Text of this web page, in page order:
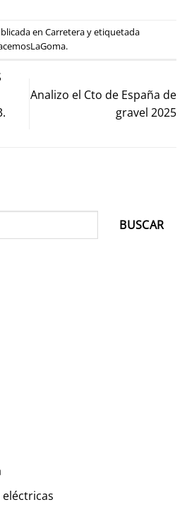
en Carreteray etiquetada
.
Analizo el Cto de España de
gravel 2025
BUSCAR